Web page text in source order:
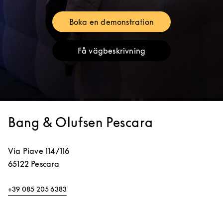
Boka en demonstration
Link Opens in New Tab
Få vägbeskrivningLink Opens in New Tab
Bang & Olufsen Pescara
Via Piave 114/116
65122 Pescara
+39 085 205 6383